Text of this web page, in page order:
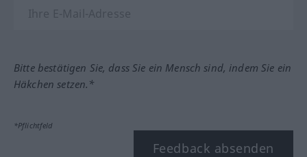
Bitte bestätigen Sie, dass Sie ein Mensch sind, indem Sie ein
Häkchen setzen.*
*Pflichtfeld
Feedback absenden